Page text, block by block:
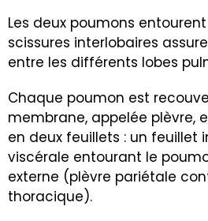
Les deux poumons entourent
scissures interlobaires
entre les différents lobes
Chaque poumon est
membrane, appelée plèvre,
en deux feuillets : un feuillet
viscérale entourant le
externe (plèvre pariétale
thoracique).